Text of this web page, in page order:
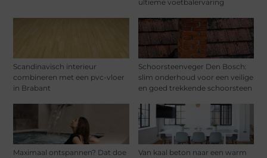
ultieme voetbalervaring
Scandinavisch interieur
combineren met een pvc-vloer
in Brabant
Schoorsteenveger Den Bosch:
slim onderhoud voor een veilige
en goed trekkende schoorsteen
Maximaal ontspannen? Dat doe
Van kaal beton naar een warm